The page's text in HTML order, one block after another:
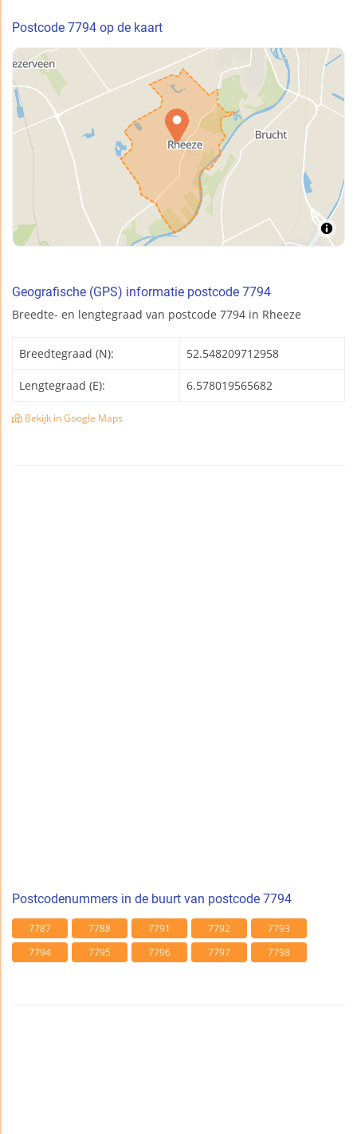
Postcode 7794 op de kaart
Geografische (GPS) informatie postcode 7794
Breedte- en lengtegraad van postcode 7794 in Rheeze
Breedtegraad (N): 52.548209712958
Lengtegraad (E): 6.578019565682
Bekijk in Google Maps
Postcodenummers in de buurt van postcode 7794
7787 7788 7791 7792
7793
7794
7795 7796 7797 7798